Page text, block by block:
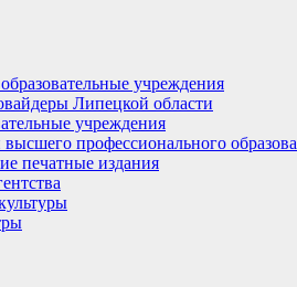
учреждения
Липецкой области
учреждения
профессионального
печатные издания